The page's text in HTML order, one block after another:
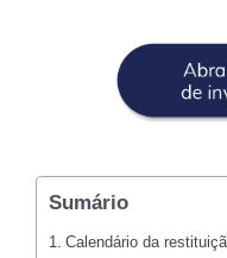
Sumário
Calendário da